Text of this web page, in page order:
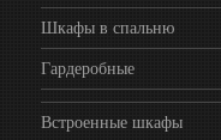
Шкафы в спальню
Гардеробные
Встроенные шкафы